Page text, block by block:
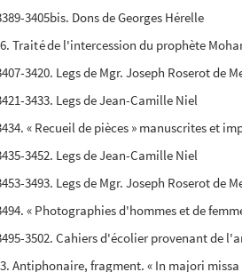
3405bis. Dons de Georges Hérelle
Traité de l'intercession du prophète
3420. Legs de Mgr. Joseph Roserot de
3433. Legs de Jean-Camille Niel
« Recueil de pièces » manuscrites et
3452. Legs de Jean-Camille Niel
3493. Legs de Mgr. Joseph Roserot de
« Photographies d'hommes et de
3502. Cahiers d'écolier provenant de
Antiphonaire, fragment. « In majori